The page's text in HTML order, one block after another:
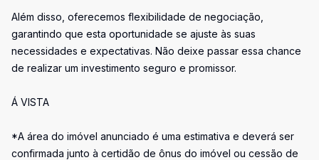
Além disso, oferecemos flexibilidade de negociação,
garantindo que esta oportunidade se ajuste às suas
necessidades e expectativas. Não deixe passar essa chance
de realizar um investimento seguro e promissor.
Á VISTA
*A área do imóvel anunciado é uma estimativa e deverá ser
confirmada junto à certidão de ônus do imóvel ou cessão de